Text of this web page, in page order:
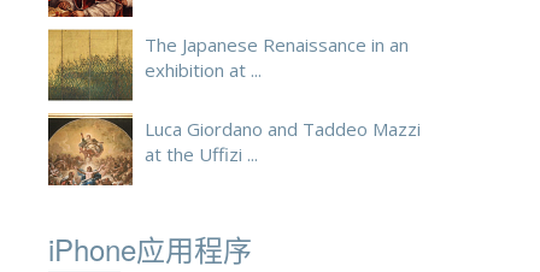
The Japanese Renaissance in an
exhibition at ...
Luca Giordano and Taddeo Mazzi
at the Uffizi ...
iPhone应用程序